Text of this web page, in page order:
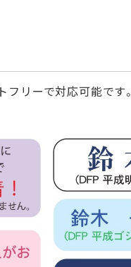
フリーで対応可能です。